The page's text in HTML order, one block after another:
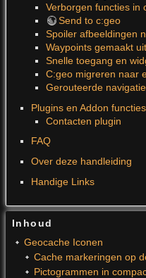
Verborgen functies in
Send to c:geo
Spoiler afbeeldingen
Waypoints gemaakt
Snelle toegang en
C:geo migreren naar
Gerouteerde
Plugins en Addon functies
Contacten plugin
FAQ
Over deze handleiding
Handige Links
Inhoud
Geocache Iconen
Cache markeringen op
Pictogrammen in